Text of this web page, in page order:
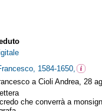
1584-1650,
a Cioli Andrea, 28
che converrà a